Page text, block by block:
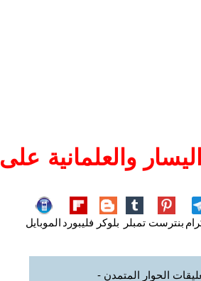
والعلمانية على
بنترست تمبلر بلوكر فليبورد الموبايل
الحوار المتمدن -